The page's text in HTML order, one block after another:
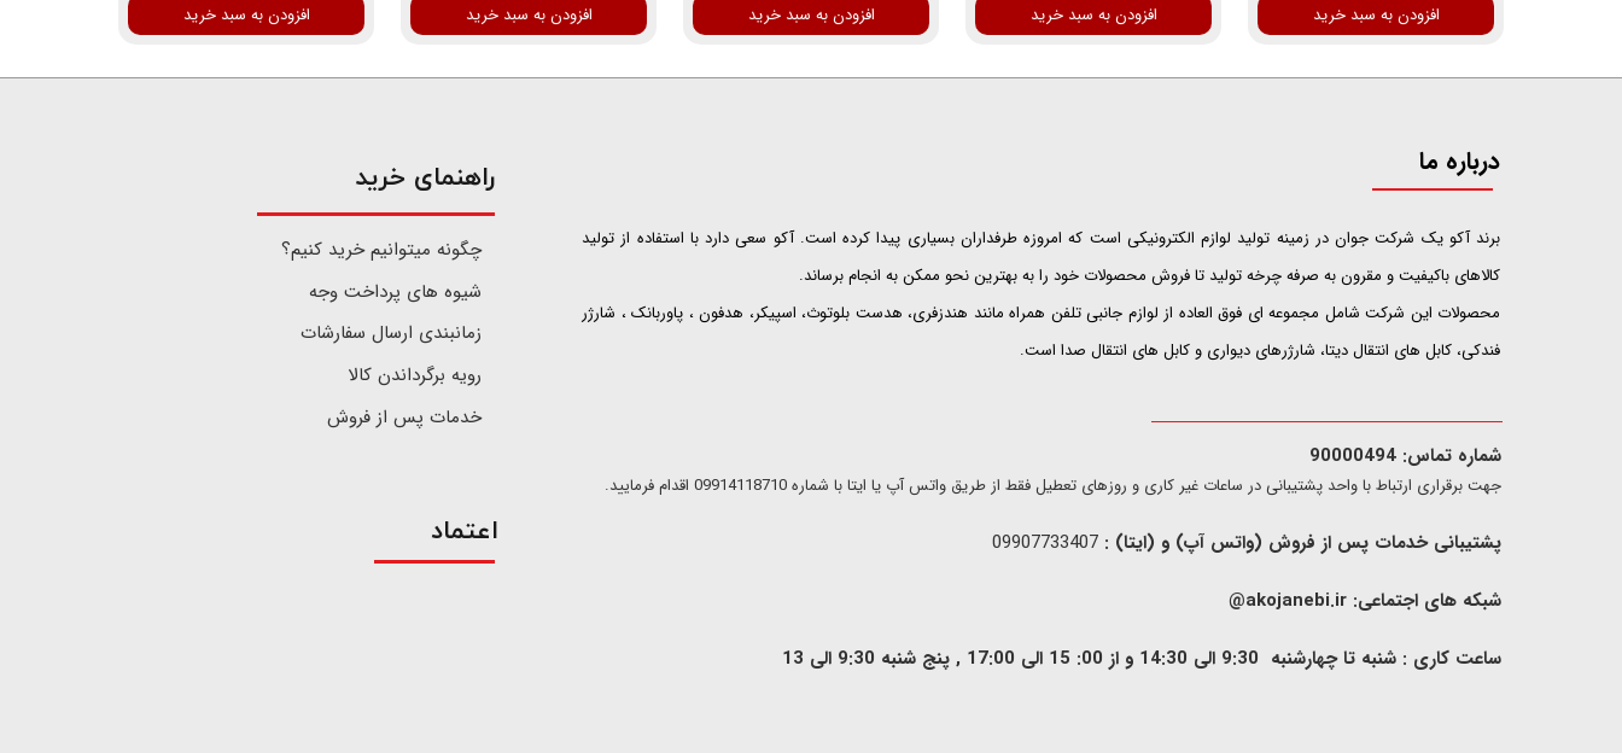
افزودن به سبد خرید افزودن به سبد خرید افزودن به سبد خرید افزودن به سبد خرید افزودن به سبد خرید
درباره ما
​​​​​​​برند آکو یک شرکت جوان در زمینه تولید لوازم الکترونیکی است که امروزه طرفداران بسیاری پیدا کرده است. آکو سعی دارد با استفاده از تولید
کالاهای باکیفیت و مقرون به صرفه چرخه تولید تا فروش محصولات خود را به بهترین نحو ممکن به انجام برساند.
محصولات این شرکت شامل مجموعه ای فوق العاده از لوازم جانبی تلفن همراه مانند هندزفری، هدست بلوتوث، اسپیکر، هدفون ، پاوربانک ، شارژر
فندکی، کابل های انتقال دیتا، شارژرهای دیواری و کابل های انتقال صدا است.
شماره تماس: 90000494
​​جهت برقراری ارتباط با واحد پشتیبانی در ساعات غیر کاری و روزهای تعطیل فقط از طریق واتس آپ یا ایتا با شماره 09914118710 اقدام فرمایید.
پشتیبانی خدمات پس از فروش (واتس آپ) و (ایتا) :
شبکه های اجتماعی: akojanebi.ir@
ساعت کاری : شنبه تا چهارشنبه 9:30 الی 14:30 و از 00: 15 الی 17:00 , پنج شنبه 9:30 الی 13
​راهنمای خرید
چگونه میتوانیم خرید کنیم؟
شیوه های پرداخت وجه
زمانبندی ارسال سفارشات
رویه برگرداندن کالا
خدمات پس از فروش
اعتماد